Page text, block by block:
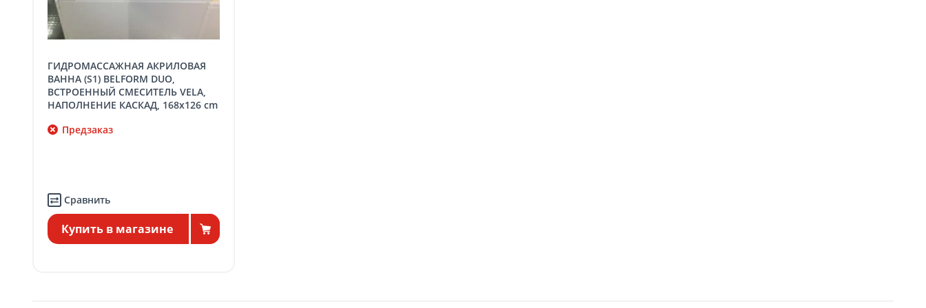
SER08409 Доставка по стране (рассчитывается туда-обратно)
SER08410
Доставка по
SER08411
ГИДРОМАССАЖНАЯ АКРИЛОВАЯ
ВАННА (S1) BELFORM DUO,
ВСТРОЕННЫЙ СМЕСИТЕЛЬ VELA,
НАПОЛНЕНИЕ КАСКАД, 168x126 cm
Предзаказ
Сравнить
Купить в магазине